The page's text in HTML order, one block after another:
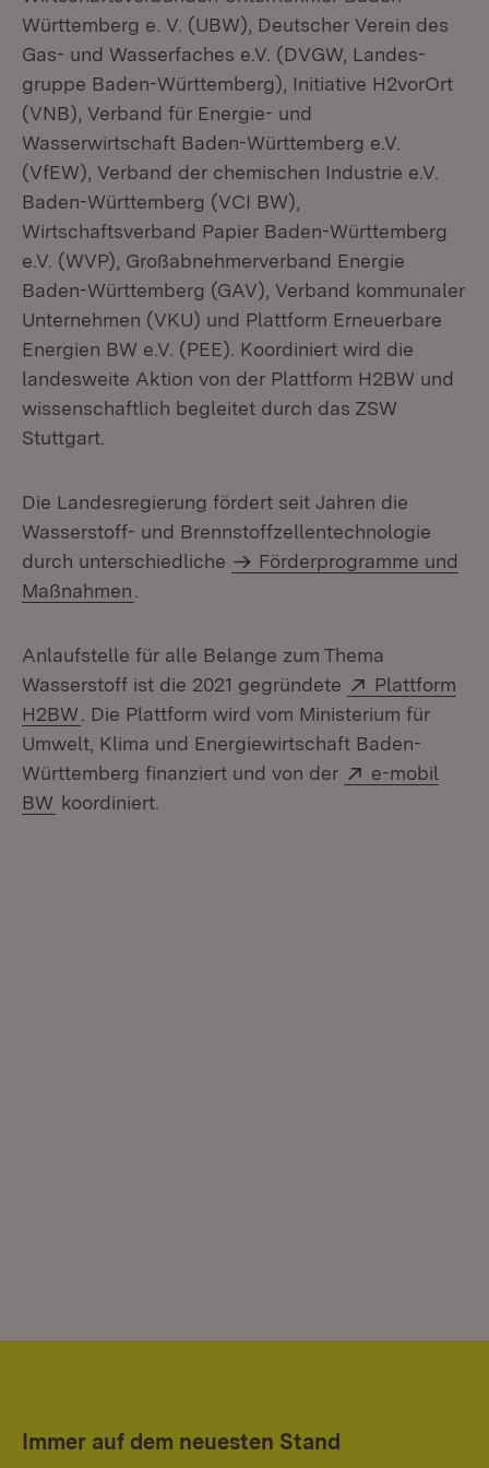
Württemberg e. V. (UBW), Deutscher Verein des
Gas- und Wasserfaches e.V. (DVGW, Landes­
gruppe Baden-Württemberg), Initiative H2vorOrt
(VNB), Verband für Energie- und
Wasserwirtschaft Baden-Württemberg e.V.
(VfEW), Verband der chemi­schen Industrie e.V.
Baden-Württemberg (VCI BW),
Wirtschaftsverband Papier Baden-Württemberg
e.V. (WVP), Großabnehmerverband Energie
Baden-Württemberg (GAV), Verband kommunaler
Unternehmen (VKU) und Plattform Erneuerbare
Energien BW e.V. (PEE). Koordiniert wird die
landesweite Aktion von der Plattform H2BW und
wissenschaftlich begleitet durch das ZSW
Stuttgart.
Die Landesregierung fördert seit Jahren die
Wasserstoff- und Brennstoffzellen­technologie
durch unterschiedliche
Förderprogramme und
Maßnahmen
Anlaufstelle für alle Belange zum Thema
Wasserstoff ist die 2021 gegründete
Extern:
Plattform
H2BW (Öffnet in neuem Fenster)
. Die Plattform wird vom Ministerium für
Umwelt, Klima und Energiewirtschaft Baden-
Württemberg finanziert und von der
Extern:
e-mobil
BW (Öffnet in neuem Fenster)
koordiniert.
Immer auf dem neuesten Stand